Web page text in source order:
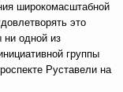
широкомасштабной
это
ни одной из
группы
Руставели на